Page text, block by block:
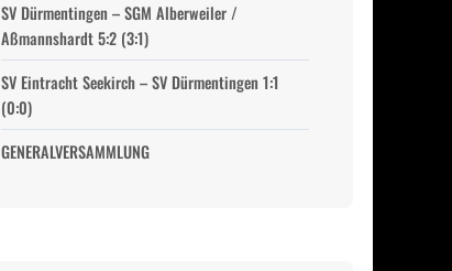
SV Dürmentingen – SGM Alberweiler /
Aßmannshardt 5:2 (3:1)
SV Eintracht Seekirch – SV Dürmentingen 1:1
(0:0)
GENERALVERSAMMLUNG